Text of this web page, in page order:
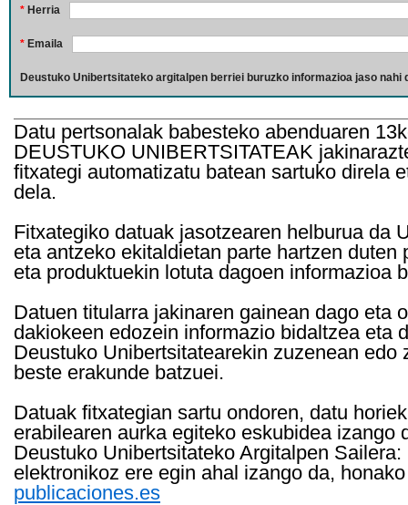
* Herria
* Emaila
Deustuko Unibertsitateko argitalpen berriei buruzko informazioa jaso nahi
Datu pertsonalak babesteko abenduaren
DEUSTUKO UNIBERTSITATEAK
fitxategi automatizatu batean sartuko direla
dela.
Fitxategiko datuak jasotzearen helburua da
eta antzeko ekitaldietan parte hartzen
eta produktuekin lotuta dagoen informazioa
Datuen titularra jakinaren gainean dago eta
dakiokeen edozein informazio bidaltzea eta
Deustuko Unibertsitatearekin zuzenean
beste erakunde batzuei.
Datuak fitxategian sartu ondoren, datu
erabilearen aurka egiteko eskubidea
Deustuko Unibertsitateko Argitalpen
elektronikoz ere egin ahal izango da,
publicaciones.es